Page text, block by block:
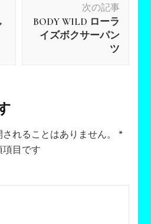
次の記事
BODY WILD ローラ
イズボクサーパン
ツ
れることはありません。
*
目です